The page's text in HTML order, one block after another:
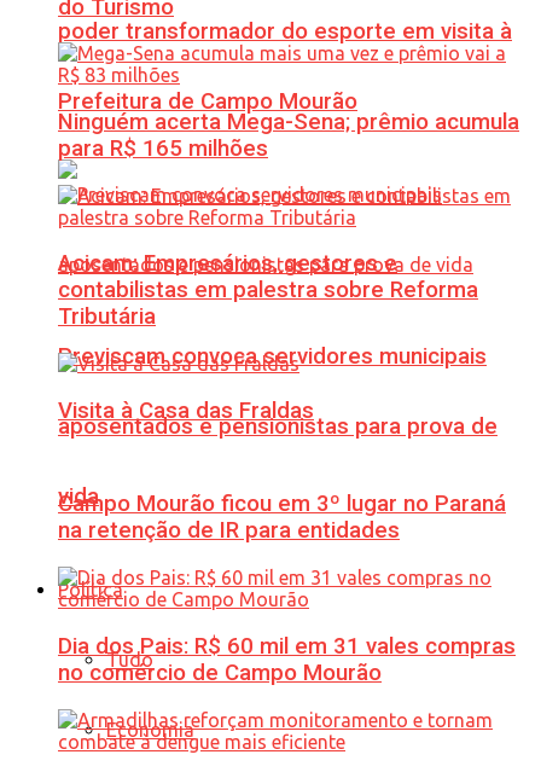
poder transformador do esporte em visita à
Prefeitura de Campo Mourão
Previscam convoca servidores municipais
aposentados e pensionistas para prova de
vida
Política
Tudo
Economia
do Turismo
Ninguém acerta Mega-Sena; prêmio acumula
para R$ 165 milhões
Acicam: Empresários, gestores e
contabilistas em palestra sobre Reforma
Tributária
Visita à Casa das Fraldas
Campo Mourão ficou em 3º lugar no Paraná
na retenção de IR para entidades
Dia dos Pais: R$ 60 mil em 31 vales compras
no comércio de Campo Mourão